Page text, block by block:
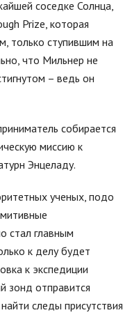
соседке Солнца,
Prize, которая
только ступившим на
что Мильнер не
– ведь он
собирается
миссию к
Энцеладу.
ученых, подо
стал главным
к делу будет
к экспедиции
зонд отправится
следы присутствия